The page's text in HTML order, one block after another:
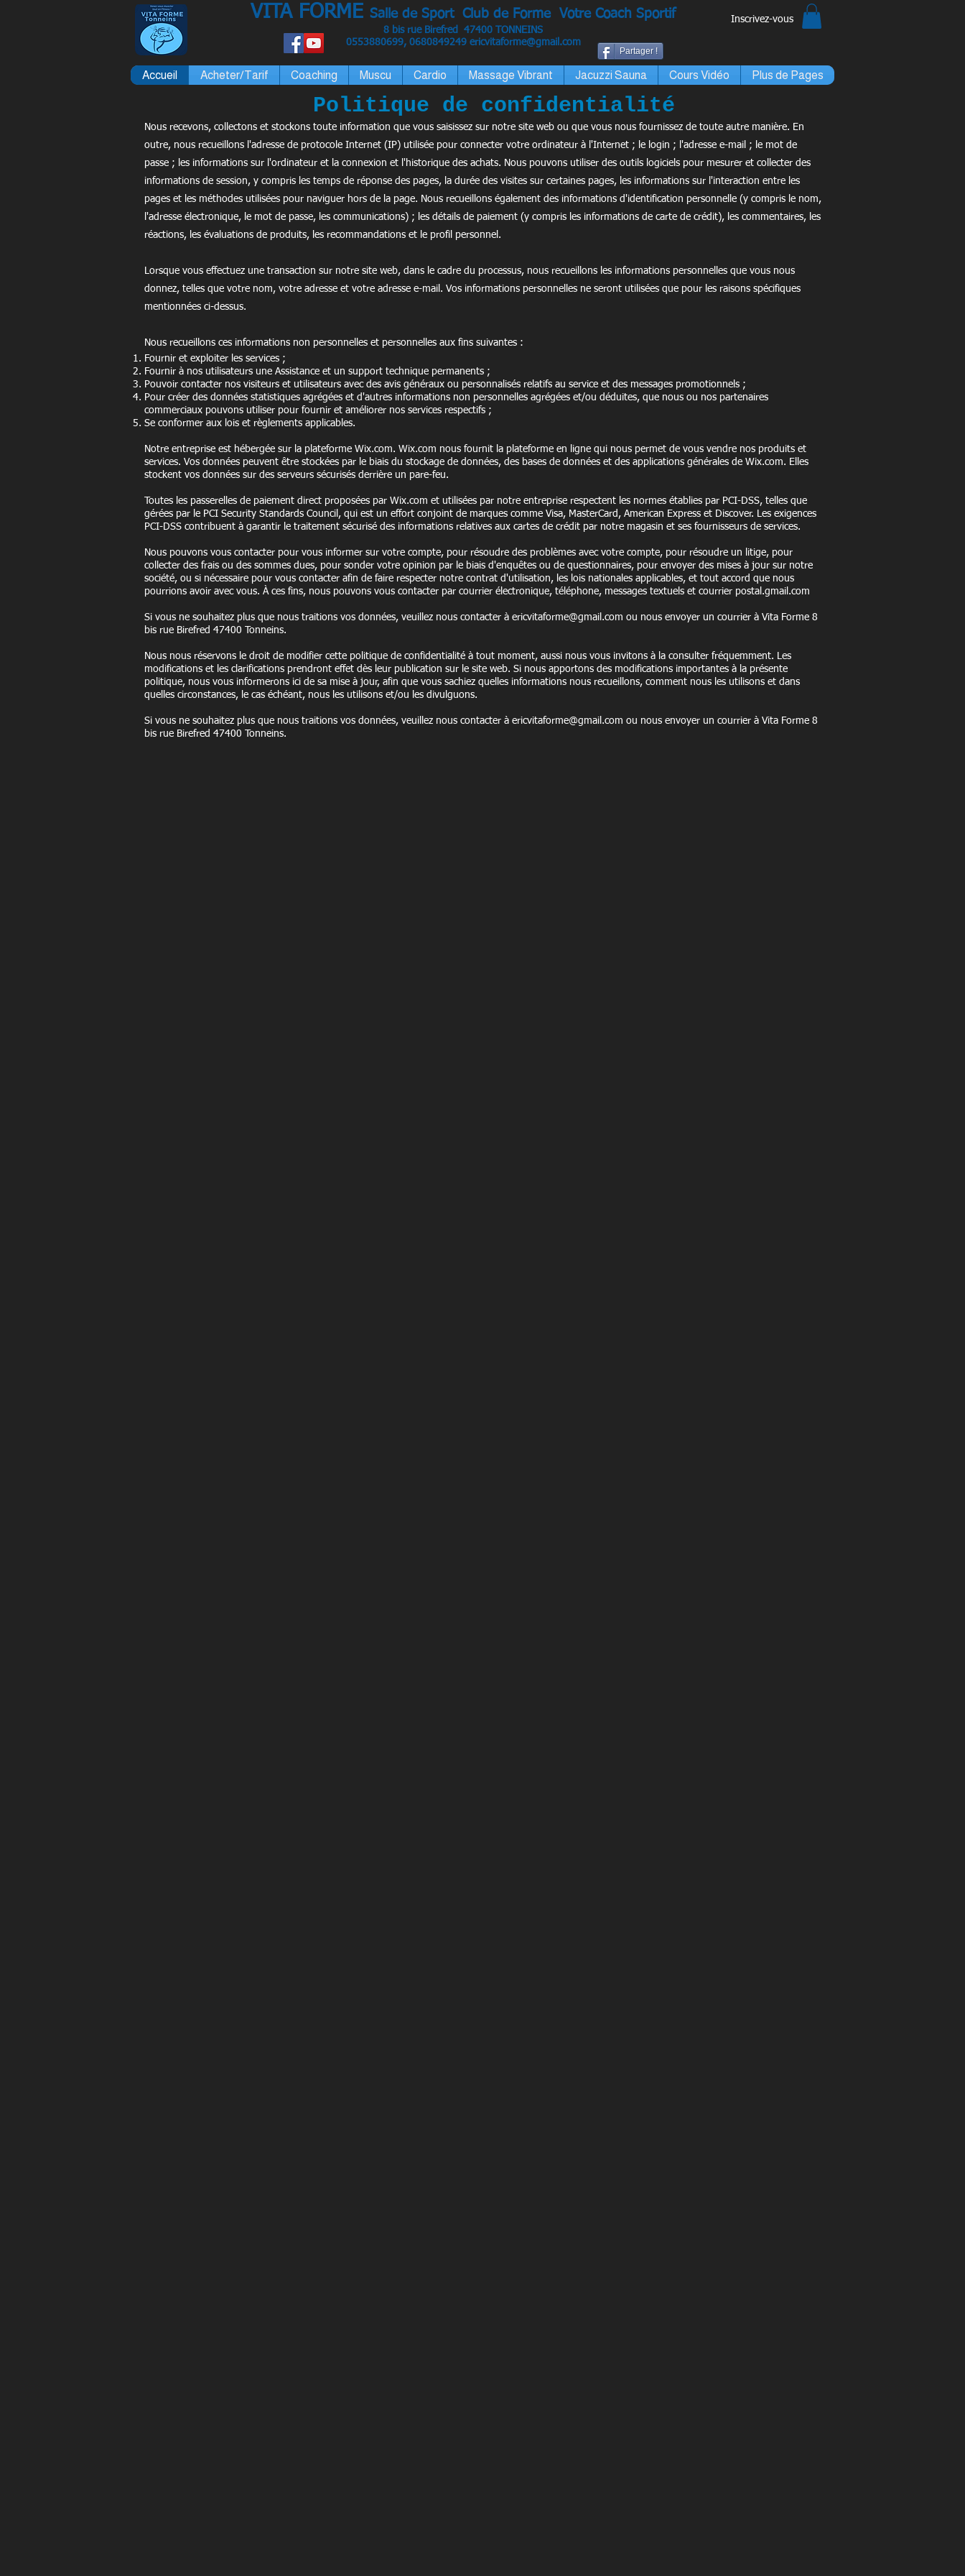
Partager !
VITA FORME Salle de Sport Club de Forme Votre Coach Sportif
8 bis rue Birefred 47400 TONNEINS
0553880699, 0680849249 ericvitaforme@gmail.com
Inscrivez-vous
Accueil Acheter/Tarif Coaching Muscu Cardio Massage Vibrant Jacuzzi Sauna Cours Vidéo Plus de Pages
Politique de confidentialité
Nous recevons, collectons et stockons toute information que vous saisissez sur notre site web ou que vous nous fournissez de toute autre manière. En
outre, nous recueillons l'adresse de protocole Internet (IP) utilisée pour connecter votre ordinateur à l'Internet ; le login ; l'adresse e-mail ; le mot de
passe ; les informations sur l'ordinateur et la connexion et l'historique des achats. Nous pouvons utiliser des outils logiciels pour mesurer et collecter des
informations de session, y compris les temps de réponse des pages, la durée des visites sur certaines pages, les informations sur l'interaction entre les
pages et les méthodes utilisées pour naviguer hors de la page. Nous recueillons également des informations d'identification personnelle (y compris le nom,
l'adresse électronique, le mot de passe, les communications) ; les détails de paiement (y compris les informations de carte de crédit), les commentaires, les
réactions, les évaluations de produits, les recommandations et le profil personnel.
Lorsque vous effectuez une transaction sur notre site web, dans le cadre du processus, nous recueillons les informations personnelles que vous nous
donnez, telles que votre nom, votre adresse et votre adresse e-mail. Vos informations personnelles ne seront utilisées que pour les raisons spécifiques
mentionnées ci-dessus.
Nous recueillons ces informations non personnelles et personnelles aux fins suivantes :
Fournir et exploiter les services ;
Fournir à nos utilisateurs une Assistance et un support technique permanents ;
Pouvoir contacter nos visiteurs et utilisateurs avec des avis généraux ou personnalisés relatifs au service et des messages promotionnels ;
Pour créer des données statistiques agrégées et d'autres informations non personnelles agrégées et/ou déduites, que nous ou nos partenaires
commerciaux pouvons utiliser pour fournir et améliorer nos services respectifs ;
Se conformer aux lois et règlements applicables.
Notre entreprise est hébergée sur la plateforme Wix.com. Wix.com nous fournit la plateforme en ligne qui nous permet de vous vendre nos produits et
services. Vos données peuvent être stockées par le biais du stockage de données, des bases de données et des applications générales de Wix.com. Elles
stockent vos données sur des serveurs sécurisés derrière un pare-feu.
Toutes les passerelles de paiement direct proposées par Wix.com et utilisées par notre entreprise respectent les normes établies par PCI-DSS, telles que
gérées par le PCI Security Standards Council, qui est un effort conjoint de marques comme Visa, MasterCard, American Express et Discover. Les exigences
PCI-DSS contribuent à garantir le traitement sécurisé des informations relatives aux cartes de crédit par notre magasin et ses fournisseurs de services.
Nous pouvons vous contacter pour vous informer sur votre compte, pour résoudre des problèmes avec votre compte, pour résoudre un litige, pour
collecter des frais ou des sommes dues, pour sonder votre opinion par le biais d'enquêtes ou de questionnaires, pour envoyer des mises à jour sur notre
société, ou si nécessaire pour vous contacter afin de faire respecter notre contrat d'utilisation, les lois nationales applicables, et tout accord que nous
pourrions avoir avec vous. À ces fins, nous pouvons vous contacter par courrier électronique, téléphone, messages textuels et courrier postal.gmail.com
Si vous ne souhaitez plus que nous traitions vos données, veuillez nous contacter à ericvitaforme@gmail.com ou nous envoyer un courrier à Vita Forme 8
bis rue Birefred 47400 Tonneins.
Nous nous réservons le droit de modifier cette politique de confidentialité à tout moment, aussi nous vous invitons à la consulter fréquemment. Les
modifications et les clarifications prendront effet dès leur publication sur le site web. Si nous apportons des modifications importantes à la présente
politique, nous vous informerons ici de sa mise à jour, afin que vous sachiez quelles informations nous recueillons, comment nous les utilisons et dans
quelles circonstances, le cas échéant, nous les utilisons et/ou les divulguons.
Si vous ne souhaitez plus que nous traitions vos données, veuillez nous contacter à ericvitaforme@gmail.com ou nous envoyer un courrier à Vita Forme 8
bis rue Birefred 47400 Tonneins.